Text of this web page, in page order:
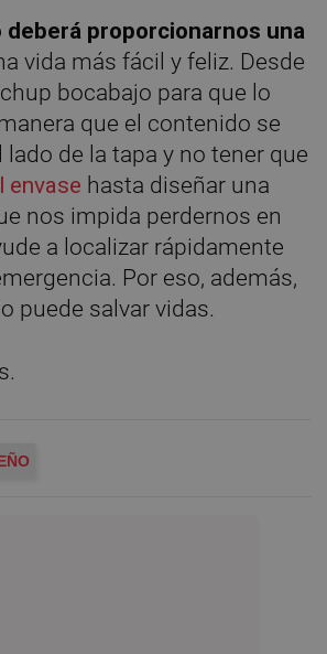
deberá proporcionarnos una
vida más fácil y feliz. Desde
bocabajo para que lo
que el contenido se
lado de la tapa y no tener que
envase hasta diseñar una
nos impida perdernos en
a localizar rápidamente
Por eso, además,
puede salvar vidas.